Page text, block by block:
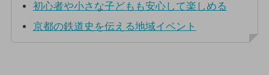
初心者や小さな子どもも安心して楽しめる
京都の鉄道史を伝える地域イベント